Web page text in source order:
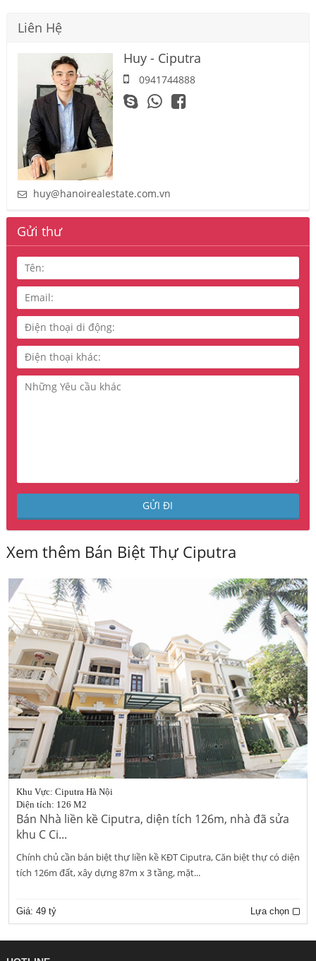
Liên Hệ
Huy - Ciputra
0941744888
huy@hanoirealestate.com.vn
Gửi thư
Xem thêm Bán Biệt Thự Ciputra
Khu Vực: Ciputra Hà Nội
Diện tích: 126 M2
Bán Nhà liền kề Ciputra, diện tích 126m, nhà đã sửa
khu C Ci...
Chính chủ cần bán biệt thự liền kề KĐT Ciputra, Căn biệt thự có diện
tích 126m đất, xây dựng 87m x 3 tầng, mặt...
Giá: 49 tỷ Lựa chọn